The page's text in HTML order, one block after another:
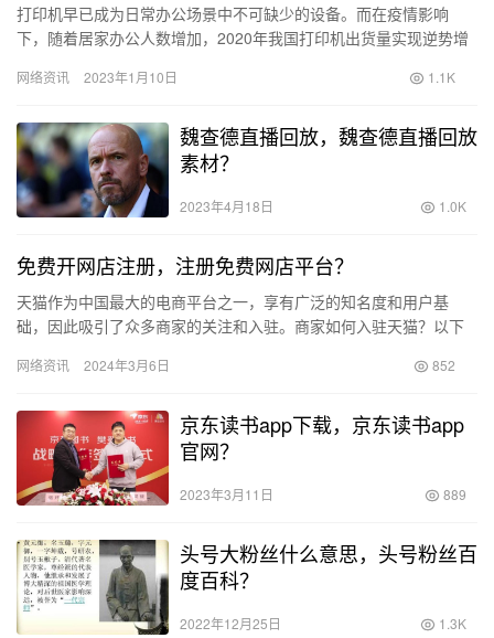
打印机早已成为日常办公场景中不可缺少的设备。而在疫情影响
下，随着居家办公人数增加，2020年我国打印机出货量实现逆势增
网络资讯 2023年1月10日 1.1K
魏查德直播回放，魏查德直播回放
素材？
2023年4月18日 1.0K
免费开网店注册，注册免费网店平台？
天猫作为中国最大的电商平台之一，享有广泛的知名度和用户基
础，因此吸引了众多商家的关注和入驻。商家如何入驻天猫？以下
式…
网络资讯 2024年3月6日 852
京东读书app下载，京东读书app
官网？
2023年3月11日 889
头号大粉丝什么意思，头号粉丝百
度百科？
2022年12月25日 1.3K